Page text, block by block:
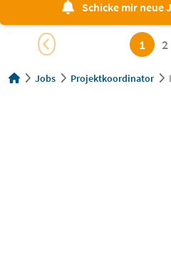
Schicke mir neue
1 2
Jobs Projektkoordinator